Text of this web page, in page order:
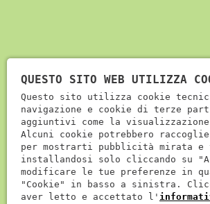
QUESTO SITO WEB UTILIZZA
Questo sito utilizza cookie
navigazione e cookie di terze
aggiuntivi come la
Alcuni cookie potrebbero
per mostrarti pubblicità mirata
installandosi solo cliccando su
modificare le tue preferenze in
"Cookie" in basso a sinistra.
aver letto e accettato l'
P.IVA: 04027310236 |